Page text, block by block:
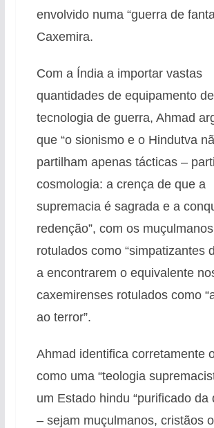
envolvido numa “guerra de
Caxemira.
Com a Índia a importar vastas
quantidades de equipamento de
tecnologia de guerra, Ahmad
que “o sionismo e o Hindutva
partilham apenas tácticas –
cosmologia: a crença de que a
supremacia é sagrada e a
redenção”, com os
rotulados como “simpatizantes
a encontrarem o equivalente
caxemirenses rotulados como
ao terror”.
Ahmad identifica corretamente
como uma “teologia
um Estado hindu “purificado da
– sejam muçulmanos, cristãos